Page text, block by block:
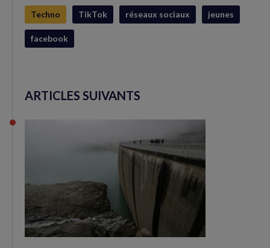
Techno TikTok réseaux sociaux jeunes
facebook
ARTICLES SUIVANTS